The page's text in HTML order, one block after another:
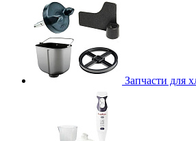
Запчасти для